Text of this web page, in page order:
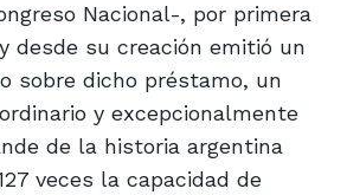
Nacional-, por primera
desde su creación emitió un
sobre dicho préstamo, un
y excepcionalmente
de la historia argentina
veces la capacidad de